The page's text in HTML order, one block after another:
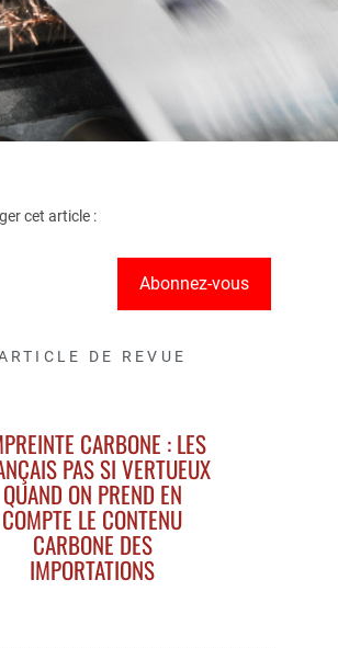
cet article :
Abonnez-vous
DE REVUE
CARBONE : LES
PAS SI VERTUEUX
QUAND ON PREND EN
COMPTE LE CONTENU
CARBONE DES
IMPORTATIONS